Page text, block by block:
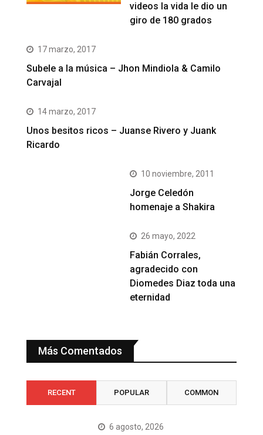
videos la vida le dio un
giro de 180 grados
17 marzo, 2017
Subele a la música – Jhon Mindiola & Camilo
Carvajal
14 marzo, 2017
Unos besitos ricos – Juanse Rivero y Juank
Ricardo
10 noviembre, 2011
Jorge Celedón
homenaje a Shakira
26 mayo, 2022
Fabián Corrales,
agradecido con
Diomedes Diaz toda una
eternidad
Más Comentados
RECENT POPULAR COMMON
6 agosto, 2026